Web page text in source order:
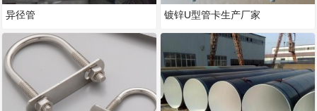
异径管 镀锌U型管卡生产厂家